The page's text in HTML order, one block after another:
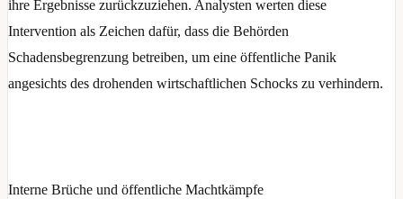
ihre Ergebnisse zurückzuziehen. Analysten werten diese
Intervention als Zeichen dafür, dass die Behörden
Schadensbegrenzung betreiben, um eine öffentliche Panik
angesichts des drohenden wirtschaftlichen Schocks zu verhindern.
Interne Brüche und öffentliche Machtkämpfe